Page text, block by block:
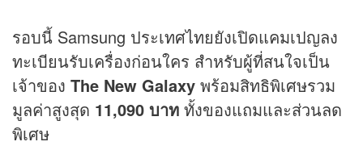
รอบนี้ Samsung ประเทศไทยยังเปิดแคมเปญลง
ทะเบียนรับเครื่องก่อนใคร สำหรับผู้ที่สนใจเป็น
เจ้าของ The New Galaxy พร้อมสิทธิพิเศษรวม
มูลค่าสูงสุด 11,090 บาท ทั้งของแถมและส่วนลด
พิเศษ